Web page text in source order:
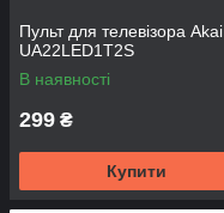
Пульт для телевізора Akai
UA22LED1T2S
В наявності
299 ₴
Купити